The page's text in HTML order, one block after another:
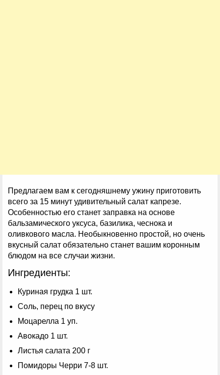
Предлагаем вам к сегодняшнему ужину приготовить
всего за 15 минут удивительный салат капрезе.
Особенностью его станет заправка на основе
бальзамического уксуса, базилика, чеснока и
оливкового масла. Необыкновенно простой, но очень
вкусный салат обязательно станет вашим коронным
блюдом на все случаи жизни.
Ингредиенты:
Куриная грудка 1 шт.
Соль, перец по вкусу
Моцарелла 1 уп.
Авокадо 1 шт.
Листья салата 200 г
Помидоры Черри 7-8 шт.